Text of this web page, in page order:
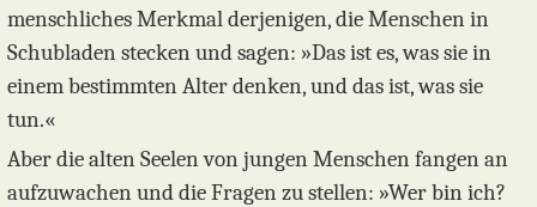
menschliches Merkmal derjenigen, die Menschen in
Schubladen stecken und sagen: »Das ist es, was sie in
einem bestimmten Alter denken, und das ist, was sie
tun.«
Aber die alten Seelen von jungen Menschen fangen an
aufzuwachen und die Fragen zu stellen: »Wer bin ich?